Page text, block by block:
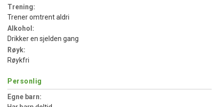
Trening:
Trener omtrent aldri
Alkohol:
Drikker en sjelden gang
Røyk:
Røykfri
Personlig
Egne barn: